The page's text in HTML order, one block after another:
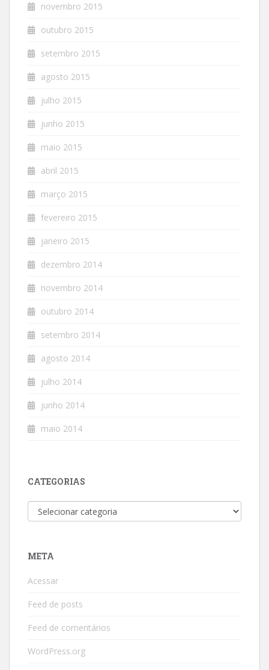
novembro 2015
outubro 2015
setembro 2015
agosto 2015
julho 2015
junho 2015
maio 2015
abril 2015
março 2015
fevereiro 2015
janeiro 2015
dezembro 2014
novembro 2014
outubro 2014
setembro 2014
agosto 2014
julho 2014
junho 2014
maio 2014
CATEGORIAS
Categorias
META
Acessar
Feed de posts
Feed de comentários
WordPress.org